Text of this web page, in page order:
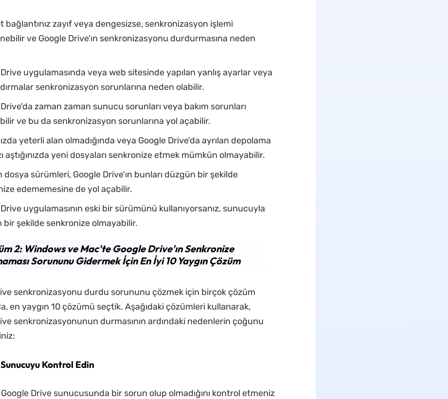
bağlantınız zayıf veya dengesizse, senkronizasyon işlemi
ve Google Drive'ın senkronizasyonu durdurmasına neden
uygulamasında veya web sitesinde yapılan yanlış ayarlar veya
senkronizasyon sorunlarına neden olabilir.
zaman zaman sunucu sorunları veya bakım sorunları
ve bu da senkronizasyon sorunlarına yol açabilir.
yeterli alan olmadığında veya Google Drive'da ayrılan depolama
aştığınızda yeni dosyaları senkronize etmek mümkün olmayabilir.
dosya sürümleri, Google Drive'ın bunları düzgün bir şekilde
edememesine de yol açabilir.
uygulamasının eski bir sürümünü kullanıyorsanız, sunucuyla
bir şekilde senkronize olmayabilir.
2: Windows ve Mac'te Google Drive'ın Senkronize
Sorununu Gidermek İçin En İyi 10 Yaygın Çözüm
senkronizasyonu durdu sorununu çözmek için birçok çözüm
en yaygın 10 çözümü seçtik. Aşağıdaki çözümleri kullanarak,
senkronizasyonunun durmasının ardındaki nedenlerin çoğunu
Kontrol Edin
Drive sunucusunda bir sorun olup olmadığını kontrol etmeniz